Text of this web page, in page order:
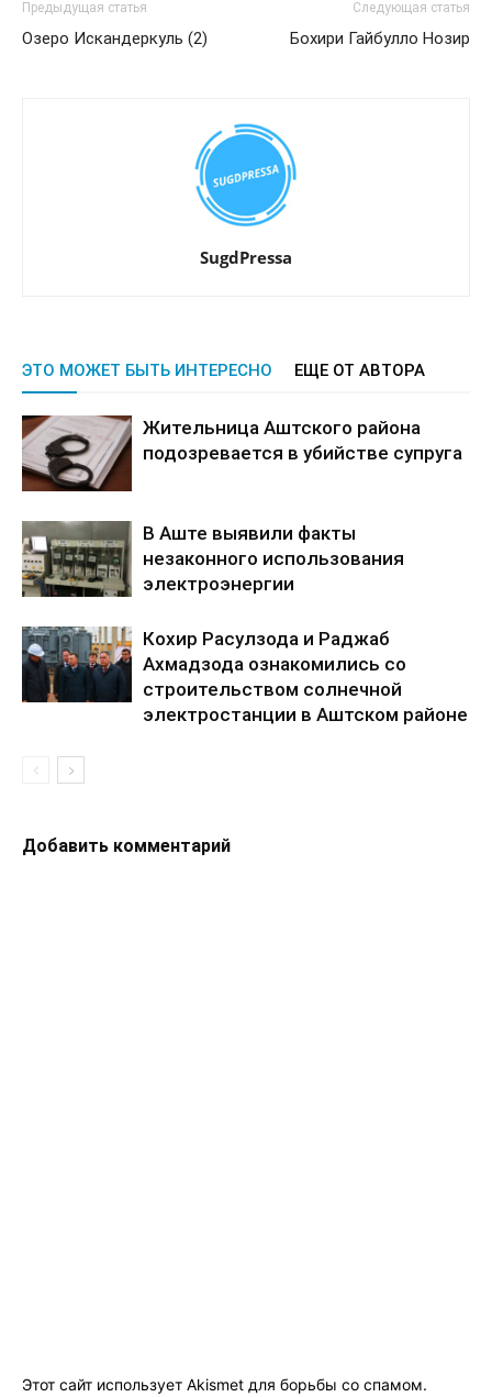
Предыдущая статья
Озеро Искандеркуль (2)
Следующая статья
Бохири Гайбулло Нозир
SugdPressa
ЭТО МОЖЕТ БЫТЬ ИНТЕРЕСНО ЕЩЕ ОТ АВТОРА
Жительница Аштского района
подозревается в убийстве супруга
В Аште выявили факты
незаконного использования
электроэнергии
Кохир Расулзода и Раджаб
Ахмадзода ознакомились со
строительством солнечной
электростанции в Аштском районе
Добавить комментарий
Этот сайт использует Akismet для борьбы со спамом.